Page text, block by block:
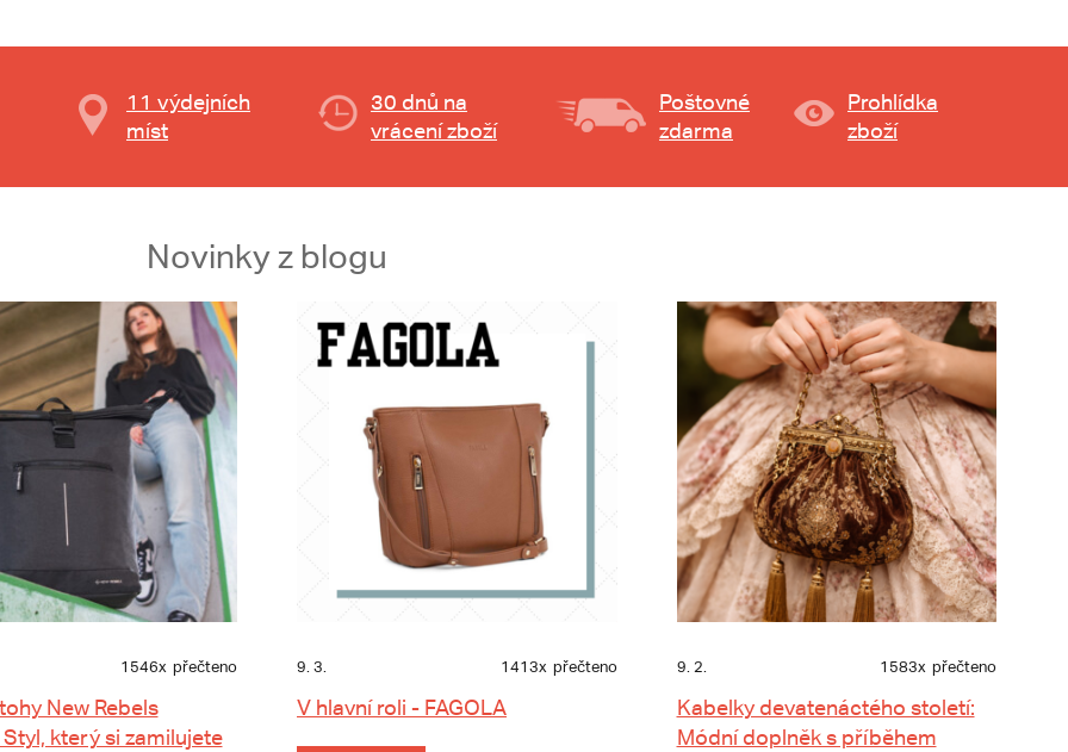
11 výdejních
míst
30 dnů na
vrácení zboží
Poštovné
zdarma
Prohlídka
zboží
Novinky z blogu
1546x přečteno
New Rebels
který si zamilujete
9. 3. 1413x přečteno
V hlavní roli - FAGOLA
9. 2. 1583x přečteno
Kabelky devatenáctého století:
Módní doplněk s příběhem